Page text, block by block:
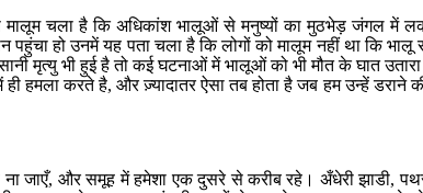
मालूम चला है कि अधिकांश भालूओं से मनुष्यों का मुठभेड़ जंगल में
पहुंचा हो उनमें यह पता चला है कि लोगों को मालूम नहीं था कि
मृत्यु भी हुई है तो कई घटनाओं में भालूओं को भी मौत के घात
ही हमला करते है, और ज़्यादातर ऐसा तब होता है जब हम उन्हें
जाएँ, और समूह में हमेशा एक दुसरे से करीब रहे। अँधेरी झाडी,